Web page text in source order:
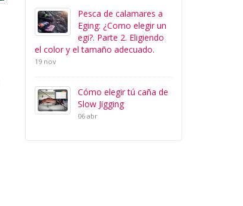
Pesca de calamares a
Eging: ¿Como elegir un
egi?. Parte 2. Eligiendo
el color y el tamaño adecuado.
19 nov
Cómo elegir tú caña de
Slow Jigging
06 abr